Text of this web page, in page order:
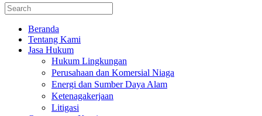
Beranda
Tentang Kami
Jasa Hukum
Hukum Lingkungan
Perusahaan dan Komersial Niaga
Energi dan Sumber Daya Alam
Ketenagakerjaan
Litigasi